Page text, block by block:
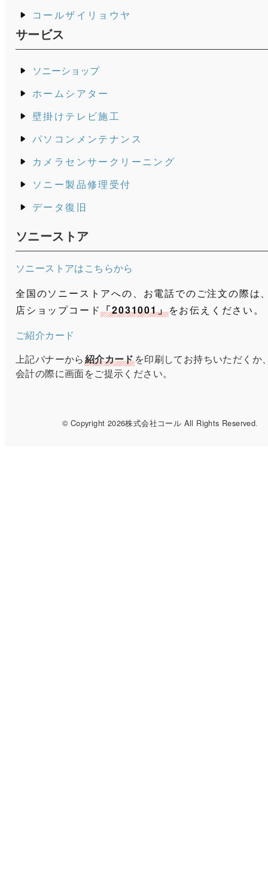
コールザイリョウヤ
サービス
ソニーショップ
ホームシアター
壁掛けテレビ施工
パソコンメンテナンス
カメラセンサークリーニング
ソニー製品修理受付
データ復旧
ソニーストア
ソニーストアはこちらから
全国のソニーストアへの、お電話でのご注文の際は
店ショップコード「2031001」をお伝えください。
ご紹介カード
上記バナーから紹介カードを印刷してお持ちいただくか
会計の際に画面をご提示ください。
© Copyright 2026株式会社コール All Rights Reserved.